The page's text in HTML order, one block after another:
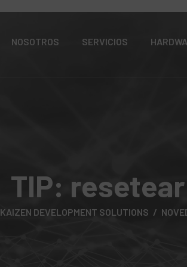
NOSOTROS SERVICIOS
TIP:
KAIZEN DEVELOPMENT SOLUTIONS